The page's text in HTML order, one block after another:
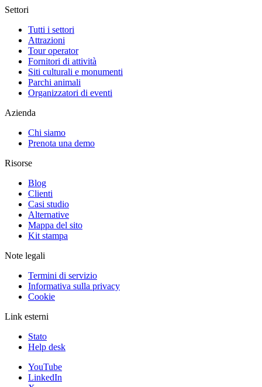
Settori
Tutti i settori
Attrazioni
Tour operator
Fornitori di attività
Siti culturali e monumenti
Parchi animali
Organizzatori di eventi
Azienda
Chi siamo
Prenota una demo
Risorse
Blog
Clienti
Casi studio
Alternative
Mappa del sito
Kit stampa
Note legali
Termini di servizio
Informativa sulla privacy
Cookie
Link esterni
Stato
Help desk
YouTube
LinkedIn